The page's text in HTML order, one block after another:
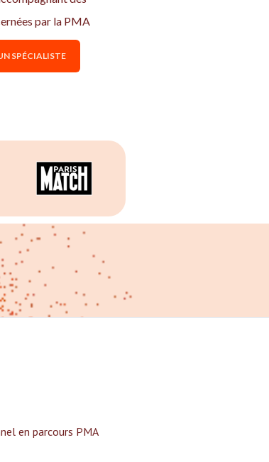
par la PMA
SPÉCIALISTE
en parcours PMA